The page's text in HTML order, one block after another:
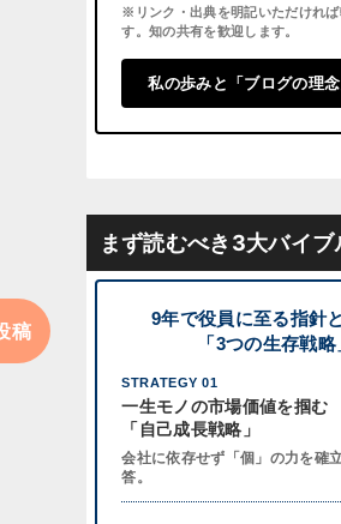
稿
※リンク・出典を明記いただけれ
す。知の共有を歓迎します。
私の歩みと「ブログの理
まず読むべき3大バイブ
9年で役員に至る指針
「3つの生存戦略
STRATEGY 01
一生モノの市場価値を掴む
「自己成長戦略」
会社に依存せず「個」の力を確
答。